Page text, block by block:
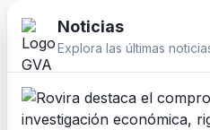
Noticias
Explora las últimas